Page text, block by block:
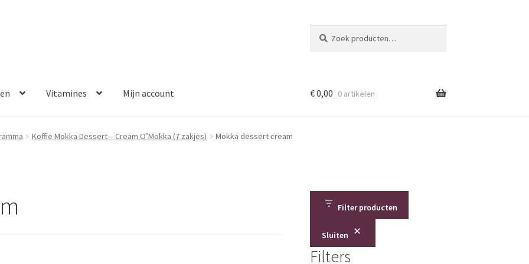
naar:
Vitamines Mijn account
Disclaimer Klantenservice My account Over ons
€0,00 0 artikelen
Koffie Mokka Dessert – Cream O’Mokka (7 zakjes) Mokka dessert cream
Filter producten
Sluiten
Filters